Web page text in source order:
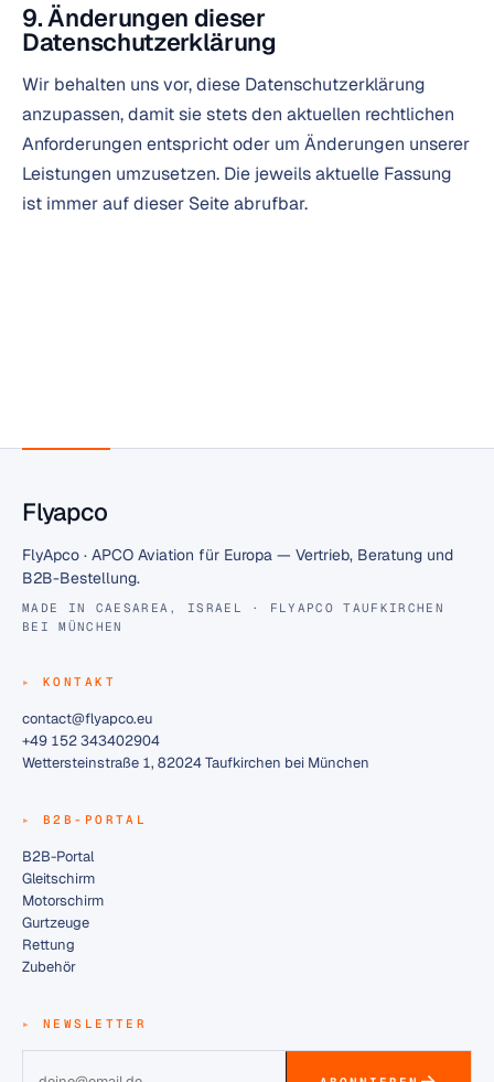
9. Änderungen dieser
Datenschutzerklärung
Wir behalten uns vor, diese Datenschutzerklärung
anzupassen, damit sie stets den aktuellen rechtlichen
Anforderungen entspricht oder um Änderungen unserer
Leistungen umzusetzen. Die jeweils aktuelle Fassung
ist immer auf dieser Seite abrufbar.
Flyapco
FlyApco · APCO Aviation für Europa — Vertrieb, Beratung und
B2B-Bestellung.
MADE IN CAESAREA, ISRAEL · FLYAPCO TAUFKIRCHEN
BEI MÜNCHEN
KONTAKT
contact@flyapco.eu
+49 152 343402904
Wettersteinstraße 1, 82024 Taufkirchen bei München
B2B-PORTAL
B2B-Portal
Gleitschirm
Motorschirm
Gurtzeuge
Rettung
Zubehör
NEWSLETTER